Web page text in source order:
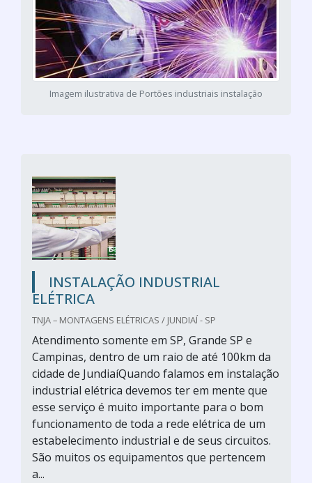
Imagem ilustrativa de Portões industriais instalação
INSTALAÇÃO INDUSTRIAL
ELÉTRICA
TNJA – MONTAGENS ELÉTRICAS / JUNDIAÍ - SP
Atendimento somente em SP, Grande SP e
Campinas, dentro de um raio de até 100km da
cidade de JundiaíQuando falamos em instalação
industrial elétrica devemos ter em mente que
esse serviço é muito importante para o bom
funcionamento de toda a rede elétrica de um
estabelecimento industrial e de seus circuitos.
São muitos os equipamentos que pertencem
a...